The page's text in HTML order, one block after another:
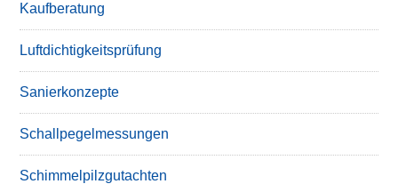
Kaufberatung
Luftdichtigkeitsprüfung
Sanierkonzepte
Schallpegelmessungen
Schimmelpilzgutachten